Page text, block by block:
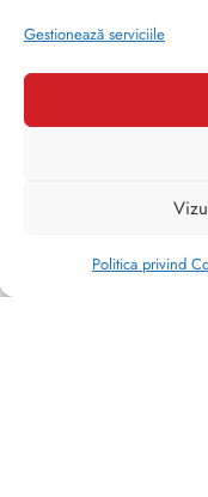
Gestionează serviciile
Politica privind